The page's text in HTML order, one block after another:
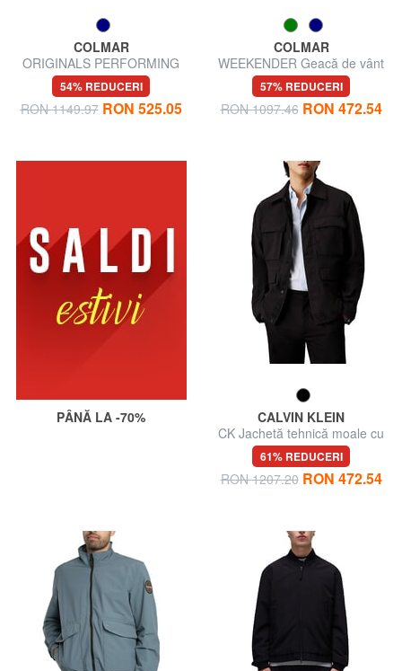
COLMAR
ORIGINALS PERFORMING
Sacou
54% REDUCERI
RON 1149.97 RON 525.05
COLMAR
WEEKENDER Geacă de vânt
57% REDUCERI
RON 1097.46 RON 472.54
PÂNĂ LA -70%
CALVIN KLEIN
CK Jachetă tehnică moale cu
4 buzunare
61% REDUCERI
RON 1207.20 RON 472.54